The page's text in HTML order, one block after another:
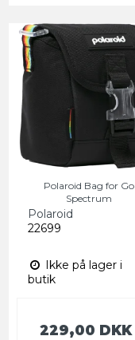
Polaroid Bag for Go
Spectrum
Polaroid
22699
Ikke på lager i
butik
229,00 DKK